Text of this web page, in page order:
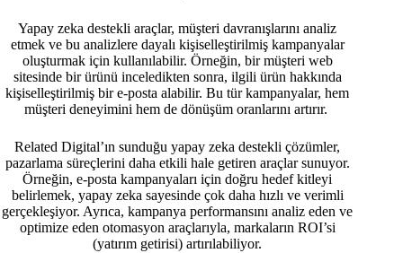
Yapay zeka destekli araçlar, müşteri davranışlarını analiz
etmek ve bu analizlere dayalı kişiselleştirilmiş kampanyalar
oluşturmak için kullanılabilir. Örneğin, bir müşteri web
sitesinde bir ürünü inceledikten sonra, ilgili ürün hakkında
kişiselleştirilmiş bir e-posta alabilir. Bu tür kampanyalar, hem
müşteri deneyimini hem de dönüşüm oranlarını artırır.
Related Digital’ın sunduğu yapay zeka destekli çözümler,
pazarlama süreçlerini daha etkili hale getiren araçlar sunuyor.
Örneğin, e-posta kampanyaları için doğru hedef kitleyi
belirlemek, yapay zeka sayesinde çok daha hızlı ve verimli
gerçekleşiyor. Ayrıca, kampanya performansını analiz eden ve
optimize eden otomasyon araçlarıyla, markaların ROI’si
(yatırım getirisi) artırılabiliyor.